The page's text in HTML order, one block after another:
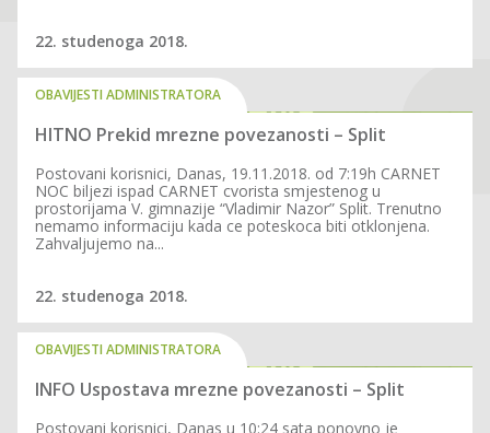
22. studenoga 2018.
OBAVIJESTI ADMINISTRATORA
HITNO Prekid mrezne povezanosti – Split
Postovani korisnici, Danas, 19.11.2018. od 7:19h CARNET
NOC biljezi ispad CARNET cvorista smjestenog u
prostorijama V. gimnazije “Vladimir Nazor” Split. Trenutno
nemamo informaciju kada ce poteskoca biti otklonjena.
Zahvaljujemo na...
22. studenoga 2018.
OBAVIJESTI ADMINISTRATORA
INFO Uspostava mrezne povezanosti – Split
Postovani korisnici, Danas u 10:24 sata ponovno je